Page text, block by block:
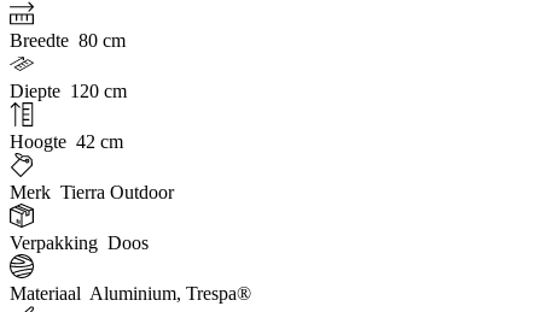
Breedte 80 cm
Diepte 120 cm
Hoogte 42 cm
Merk Tierra Outdoor
Verpakking Doos
Materiaal Aluminium, Trespa®